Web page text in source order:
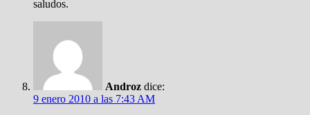
saludos.
Androz dice:
9 enero 2010 a las 7:43 AM